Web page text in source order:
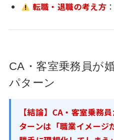
転職・退職の考え方
CA・客室乗務員が
パターン
【結論】CA・客室乗務
ターンは「職業イメージ